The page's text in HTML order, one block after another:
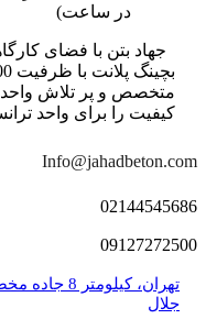
در ساعت)
جهاد بتن با فضای
متخصص و پر تلاش
کیفیت را برای واحد
Info@jahadbeton.com
02144545686
09127272500
تهران،
جلال